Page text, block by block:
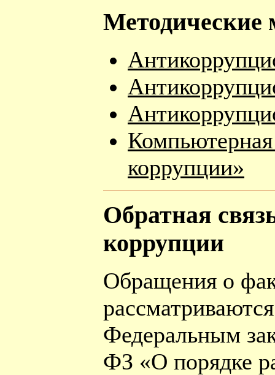
Методические
коррупции»
Обратная
коррупции
Обращения о
Федеральным
ФЗ «О порядке